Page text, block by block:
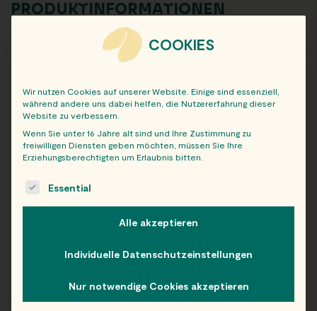
PRODUKTINFORMATIONEN
Erfrischungsgetränk mit Aloe Vera Stücken und Traubensaft
aus Traubensaftkonzentrat, mit Erdbeergeschmack.
Zutaten: Quellwasser, 10 % Aloe Vera Stücke, Zucker 6,5 %
Traubensaft aus Traubensaftkonzentrat, Säureregulatoren:
Citronensäure, Natriumcitrate; schwarzes
Karottensaftkonzentrat, Erdbeeraroma, Verdickungsmittel:
Calciumlactat, Gellan, Xanthan; Antioxidationsmittel:
Ascorbinsäure, natürliches Erdbeeraroma
e, Natriumcitrate; Verdickungsmittel: Gellan, Xanthan,
Calciumlactat; Aroma, Antioxidationsmittel: Ascorbinsäure.
Mindestens haltbar bis: siehe Deckel. Trocken lagern und vor
schütteln. Nach dem Öffnen bei 1-7°C kühl lagern und
COOKIES
Wir nutzen Cookies auf unserer Website. Einige sind essenziell,
während andere uns dabei helfen, die Nutzererfahrung dieser
Website zu verbessern.
Wenn Sie unter 16 Jahre alt sind und Ihre Zustimmung zu
freiwilligen Diensten geben möchten, müssen Sie Ihre
Erziehungsberechtigten um Erlaubnis bitten.
The following is a list of service groups for which consent
Essential
Alle akzeptieren
Individuelle Datenschutzeinstellungen
Nur notwendige Cookies akzeptieren